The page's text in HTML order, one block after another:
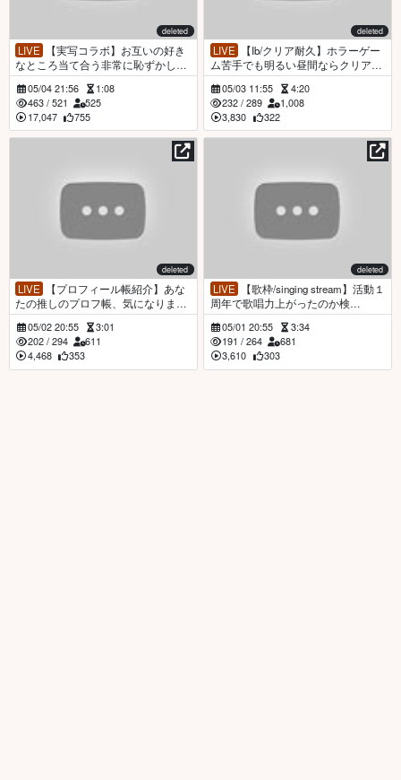
deleted
LIVE 【実写コラボ】お互いの好き
なところ当て合う非常に恥ずかしい
ゲーム #ぷいぺろーしょん【ます
かれーど／ #猫田ぺぺろ​（Pepero Ne
koda）】
05/04 21:56
1:08
463/ 521
525
17,047
755
deleted
LIVE 【Ib/クリア耐久】ホラーゲー
ム苦手でも明るい昼間ならクリアで
きる説【ますかれーど／ #猫田ぺぺ
ろ​（Pepero Nekoda）】
05/03 11:55
4:20
232 /289
1,008
3,830
322
deleted
LIVE
たの推しのプロフ帳、気になりませ
んか？？？【ますかれーど／ #猫田
ぺぺろ​（Pepero Nekoda）】
05/02 20:55
3:01
202/ 294
611
4,468
353
deleted
LIVE
周年で歌唱力上がったのか検
証！！！【ますかれーど／ #猫田ぺ
ぺろ​（Pepero Nekoda）】
05/01 20:55
3:34
191 /264
681
3,610
303